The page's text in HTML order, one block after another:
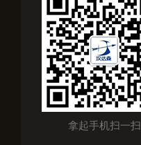
拿起手机扫一扫